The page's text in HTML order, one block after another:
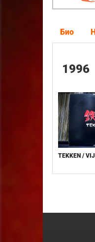
Био
1996
TEKKEN /